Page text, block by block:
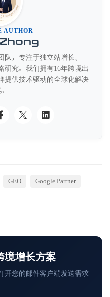
AUTHOR
队，专注于独立站增长、
研究。我们拥有16年跨境出
提供技术驱动的全球化解决
GEO Google Partner
境增长方案
开您的邮件客户端发送需求